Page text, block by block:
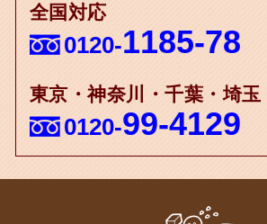
全国対応
0120-1185-78
東京・神奈川・千葉・埼玉
0120-99-4129